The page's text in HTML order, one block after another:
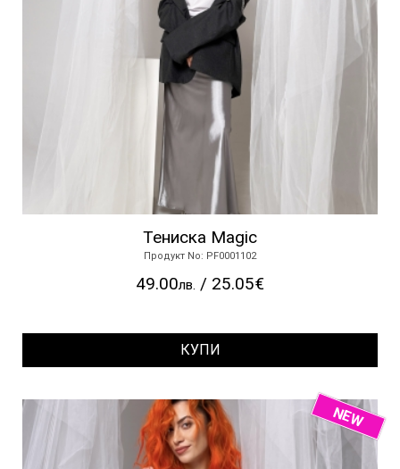
Тениска Magic
Продукт No: PF0001102
49.00лв. / 25.05€
КУПИ
NEW